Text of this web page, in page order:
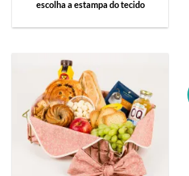
escolha a estampa do tecido